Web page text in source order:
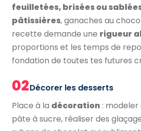
feuilletées, brisées ou
pâtissières, ganaches au
recette demande une rigueur
proportions et les temps de
fondation de toutes tes futures
02Décorer les desserts
Place à la décoration : modeler
pâte à sucre, réaliser des